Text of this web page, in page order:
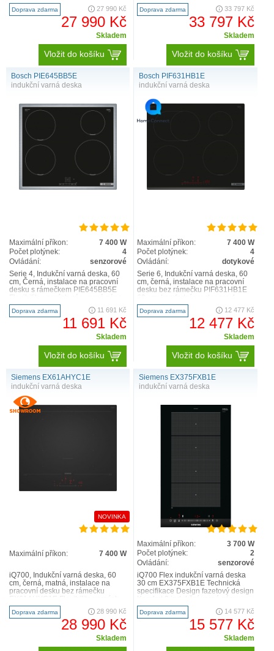
Sense Boil & Fry a..
Doprava zdarma 27 990 Kč
27 990 Kč
Skladem
Vložit do košíku
flexZone: používejte n..
Doprava zdarma 33 797 Kč
33 797 Kč
Skladem
Vložit do košíku
Bosch PIE645BB5E
indukční varná deska
Maximální příkon:
7 400 W
Počet plotýnek:
4
Ovládání:
senzorové
Serie 4, Indukční varná deska, 60
cm, Černá, instalace na pracovní
desku s rámečkem PIE645BB5E
přední levá:..
Doprava zdarma 11 691 Kč
11 691 Kč
Skladem
Vložit do košíku
Bosch PIF631HB1E
indukční varná deska
Maximální příkon:
7 400 W
Počet plotýnek:
4
Ovládání:
dotykové
Serie 6, Indukční varná deska, 60
cm, černá, instalace na pracovní
desku bez rámečku PIF631HB1E
hrnce nebo pánve ..
Doprava zdarma 12 477 Kč
12 477 Kč
Skladem
Vložit do košíku
Siemens EX61AHYC1E
indukční varná deska
NOVINKA
Maximální příkon: 7 400 W
iQ700, Indukční varná deska, 60
cm, černá, matná, instalace na
pracovní desku bez rámečku
zón 2x flexZone s rozš..
Doprava zdarma 28 990 Kč
28 990 Kč
Skladem
Siemens EX375FXB1E
indukční varná deska
Maximální příkon:
3 700 W
Počet plotýnek:
2
Ovládání:
senzorové
iQ700 Flex indukční varná deska
30 cm EX375FXB1E Technická
specifikace Design fazetový design
flexZone ..
Doprava zdarma 14 577 Kč
15 577 Kč
Skladem